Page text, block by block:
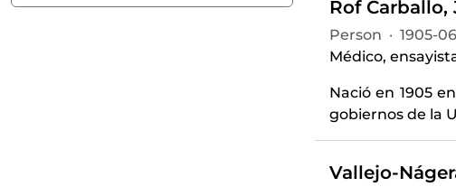
Rof Carballo,
Person · 1905-
Médico,
Nació en 1905
gobiernos de la
Vallejo-